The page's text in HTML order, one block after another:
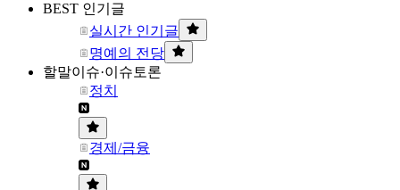
BEST 인기글
실시간 인기글
명예의 전당
할말이슈·이슈토론
정치
경제/금융